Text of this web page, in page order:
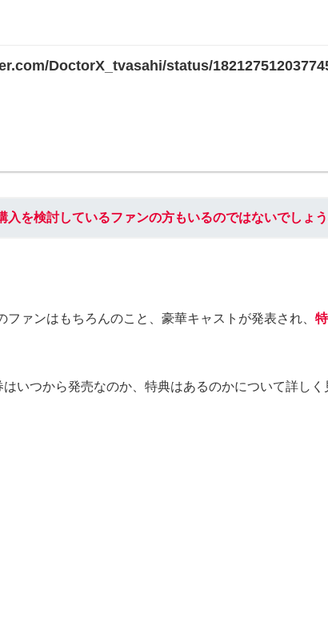
DoctorX_tvasahi/status/
を検討しているファンの方もいるのではないでしょう
ァンはもちろんのこと、豪華キャストが発表され、
いつから発売なのか、特典はあるのかについて詳しく